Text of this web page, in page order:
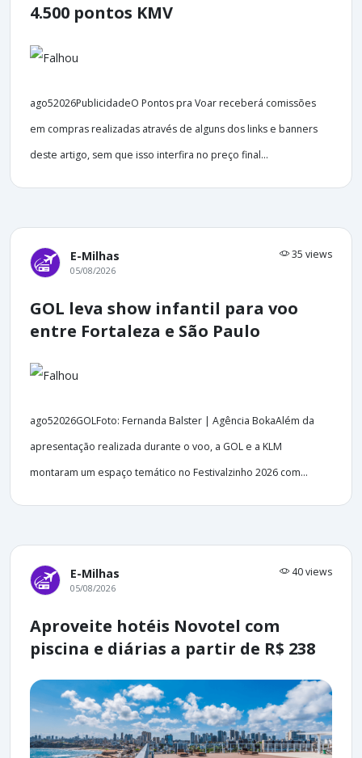
4.500 pontos KMV
ago52026PublicidadeO Pontos pra Voar receberá comissões
em compras realizadas através de alguns dos links e banners
deste artigo, sem que isso interfira no preço final...
E-Milhas 35 views
05/08/2026
GOL leva show infantil para voo
entre Fortaleza e São Paulo
ago52026GOLFoto: Fernanda Balster | Agência BokaAlém da
apresentação realizada durante o voo, a GOL e a KLM
montaram um espaço temático no Festivalzinho 2026 com...
E-Milhas 40 views
05/08/2026
Aproveite hotéis Novotel com
piscina e diárias a partir de R$ 238